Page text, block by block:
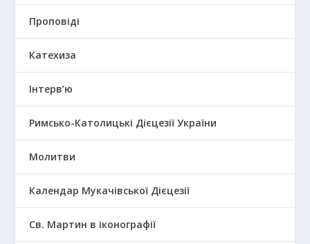
Проповіді
Катехиза
Інтерв’ю
Римсько-Католицькі Дієцезії України
Молитви
Календар Мукачівської Дієцезії
Св. Мартин в іконографії